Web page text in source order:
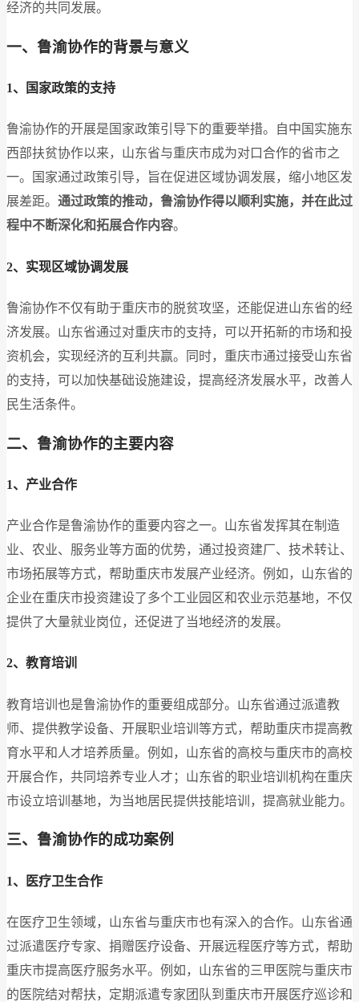
经济的共同发展。
一、鲁渝协作的背景与意义
1、国家政策的支持
鲁渝协作的开展是国家政策引导下的重要举措。自中国实施东
西部扶贫协作以来，山东省与重庆市成为对口合作的省市之
一。国家通过政策引导，旨在促进区域协调发展，缩小地区发
展差距。 通过政策的推动，鲁渝协作得以顺利实施，并在此过
程中不断深化和拓展合作内容。
2、实现区域协调发展
鲁渝协作不仅有助于重庆市的脱贫攻坚，还能促进山东省的经
济发展。山东省通过对重庆市的支持，可以开拓新的市场和投
资机会，实现经济的互利共赢。同时，重庆市通过接受山东省
的支持，可以加快基础设施建设，提高经济发展水平，改善人
民生活条件。
二、鲁渝协作的主要内容
1、产业合作
产业合作是鲁渝协作的重要内容之一。山东省发挥其在制造
业、农业、服务业等方面的优势，通过投资建厂、技术转让、
市场拓展等方式，帮助重庆市发展产业经济。例如，山东省的
企业在重庆市投资建设了多个工业园区和农业示范基地，不仅
提供了大量就业岗位，还促进了当地经济的发展。
2、教育培训
教育培训也是鲁渝协作的重要组成部分。山东省通过派遣教
师、提供教学设备、开展职业培训等方式，帮助重庆市提高教
育水平和人才培养质量。例如，山东省的高校与重庆市的高校
开展合作，共同培养专业人才；山东省的职业培训机构在重庆
市设立培训基地，为当地居民提供技能培训，提高就业能力。
三、鲁渝协作的成功案例
1、医疗卫生合作
在医疗卫生领域，山东省与重庆市也有深入的合作。山东省通
过派遣医疗专家、捐赠医疗设备、开展远程医疗等方式，帮助
重庆市提高医疗服务水平。例如，山东省的三甲医院与重庆市
的医院结对帮扶，定期派遣专家团队到重庆市开展医疗巡诊和